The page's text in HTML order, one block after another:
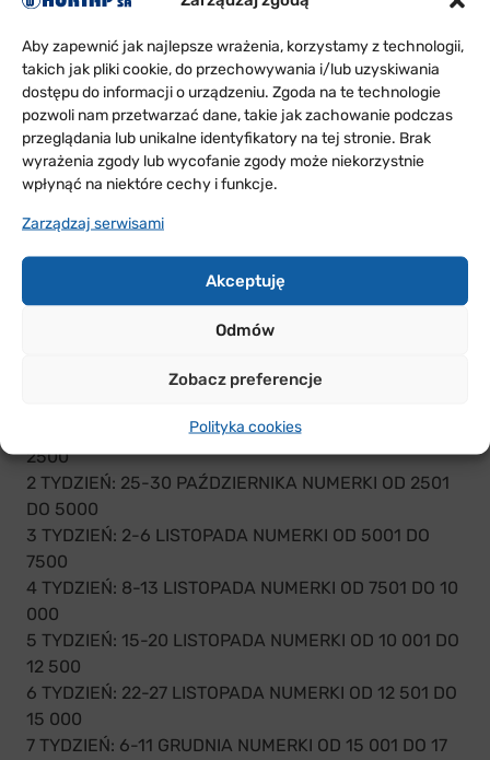
Aby zapewnić jak najlepsze wrażenia, korzystamy z technologii,
takich jak pliki cookie, do przechowywania i/lub uzyskiwania
dostępu do informacji o urządzeniu. Zgoda na te technologie
pozwoli nam przetwarzać dane, takie jak zachowanie podczas
przeglądania lub unikalne identyfikatory na tej stronie. Brak
wyrażenia zgody lub wycofanie zgody może niekorzystnie
wpłynąć na niektóre cechy i funkcje.
Zarządzaj serwisami
Akceptuję
Odmów
Zobacz preferencje
Polityka cookies
Oferta promocyjna obowiązuje w każdym
tygodniu począwszy od 18 października 2021 r.
przez okres 10 tygodni
i dostępna będzie (zgodnie z poniższym
harmonogramem) w Dziale Sprzedaży HURTAP:
Łęczyca, Głogów oraz Tychy. Oferta będzie
rozpoczęciem akcji.
W każdym tygodniu w ofercie mogą znajdować
się inne produkty.
Szczegółowy harmonogram wraz z numerami
identyfikacyjnymi na kubeczkach, które mogą
w danym tygodniu znajduje się poniżej:
1 TYDZIEŃ: 18-23 PAŹDZIERNIKA NUMERKI OD 1 DO
2500
2 TYDZIEŃ: 25-30 PAŹDZIERNIKA NUMERKI OD 2501
DO 5000
3 TYDZIEŃ: 2-6 LISTOPADA NUMERKI OD 5001 DO
7500
4 TYDZIEŃ: 8-13 LISTOPADA NUMERKI OD 7501 DO 10
000
5 TYDZIEŃ: 15-20 LISTOPADA NUMERKI OD 10 001 DO
12 500
6 TYDZIEŃ: 22-27 LISTOPADA NUMERKI OD 12 501 DO
15 000
7 TYDZIEŃ: 6-11 GRUDNIA NUMERKI OD 15 001 DO 17